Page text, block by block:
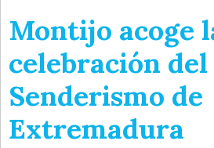
Montijo acoge
celebración
Senderismo de
Extremadura